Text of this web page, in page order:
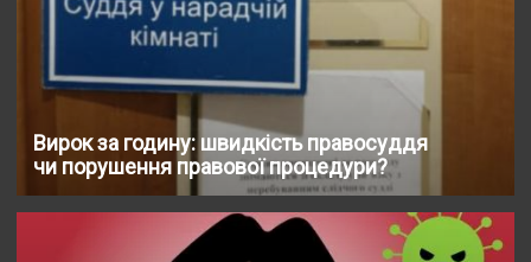
Вирок за годину: швидкість правосуддя
чи порушення правової процедури?